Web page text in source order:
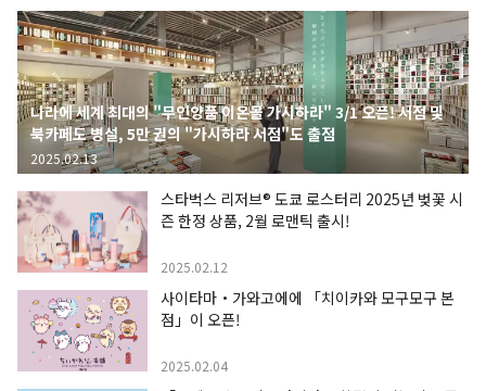
나라에 세계 최대의 "무인양품 이온몰 가시하라" 3/1 오픈! 서점 및
북카페도 병설, 5만 권의 "가시하라 서점"도 출점
2025.02.13
스타벅스 리저브® 도쿄 로스터리 2025년 벚꽃 시
즌 한정 상품, 2월 로맨틱 출시!
2025.02.12
사이타마・가와고에에 「치이카와 모구모구 본
점」이 오픈!
2025.02.04